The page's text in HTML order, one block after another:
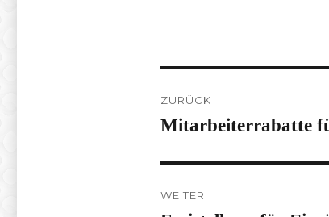
ZURÜCK
Vorheriger
Mitarbeiterrabatte
WEITER